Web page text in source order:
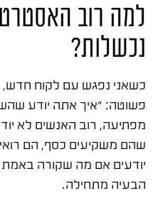
למה רוב
נכשלות?
כשאני נפגש עם לקוח חדש,
פשוטה: "איך אתה יודע
מפתיעה, רוב האנשים לא
שהם משקיעים כסף, הם
יודעים אם מה שקורה
הבעיה מתחילה.